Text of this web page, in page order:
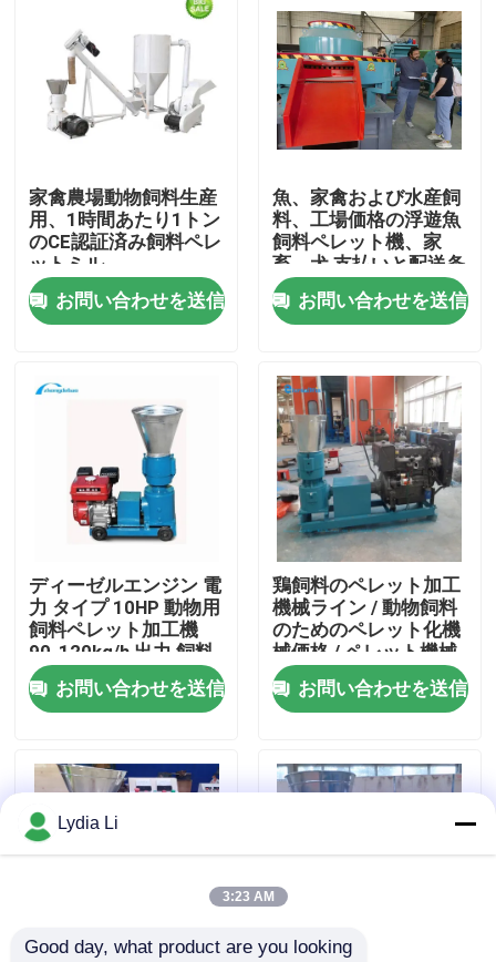
ホーム
製品
企業情報
会社案内
品質管理
見積依頼
木材ペレット工場
家禽農場動物飼料生産
用、1時間あたり1トン
のCE認証済み飼料ペレ
ットミル
お問い合わせを送信
魚、家禽および水産飼
料、工場価格の浮遊魚
飼料ペレット機、家
畜、犬 支払いと配送条
件
お問い合わせを送信
ディーゼルエンジン 電
力 タイプ 10HP 動物用
飼料ペレット加工機
90-120kg/h 出力 飼料
ペレット製造機
お問い合わせを送信
鶏飼料のペレット加工
機械ライン / 動物飼料
のためのペレット化機
械価格 / ペレット機械
の飼料ライン
お問い合わせを送信
Lydia Li
3:23 AM
Good day, what product are you looking